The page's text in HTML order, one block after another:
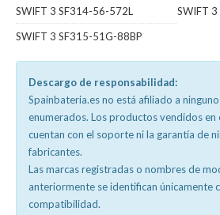
SWIFT 3 SF314-56-572L
SWIFT
SWIFT 3 SF315-51G-88BP
Descargo de responsabilidad:
Spainbateria.es no está afiliado a
enumerados. Los productos vendidos en
cuentan con el soporte ni la garantía de
fabricantes.
Las marcas registradas o nombres de
anteriormente se identifican únicamente
compatibilidad.